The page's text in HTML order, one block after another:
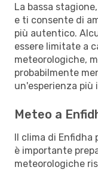
La bassa
e ti consente di
più autentico.
essere limitate a
meteorologiche,
probabilmente
un'esperienza più
Meteo a
Il clima di Enfidha
è importante
meteorologiche